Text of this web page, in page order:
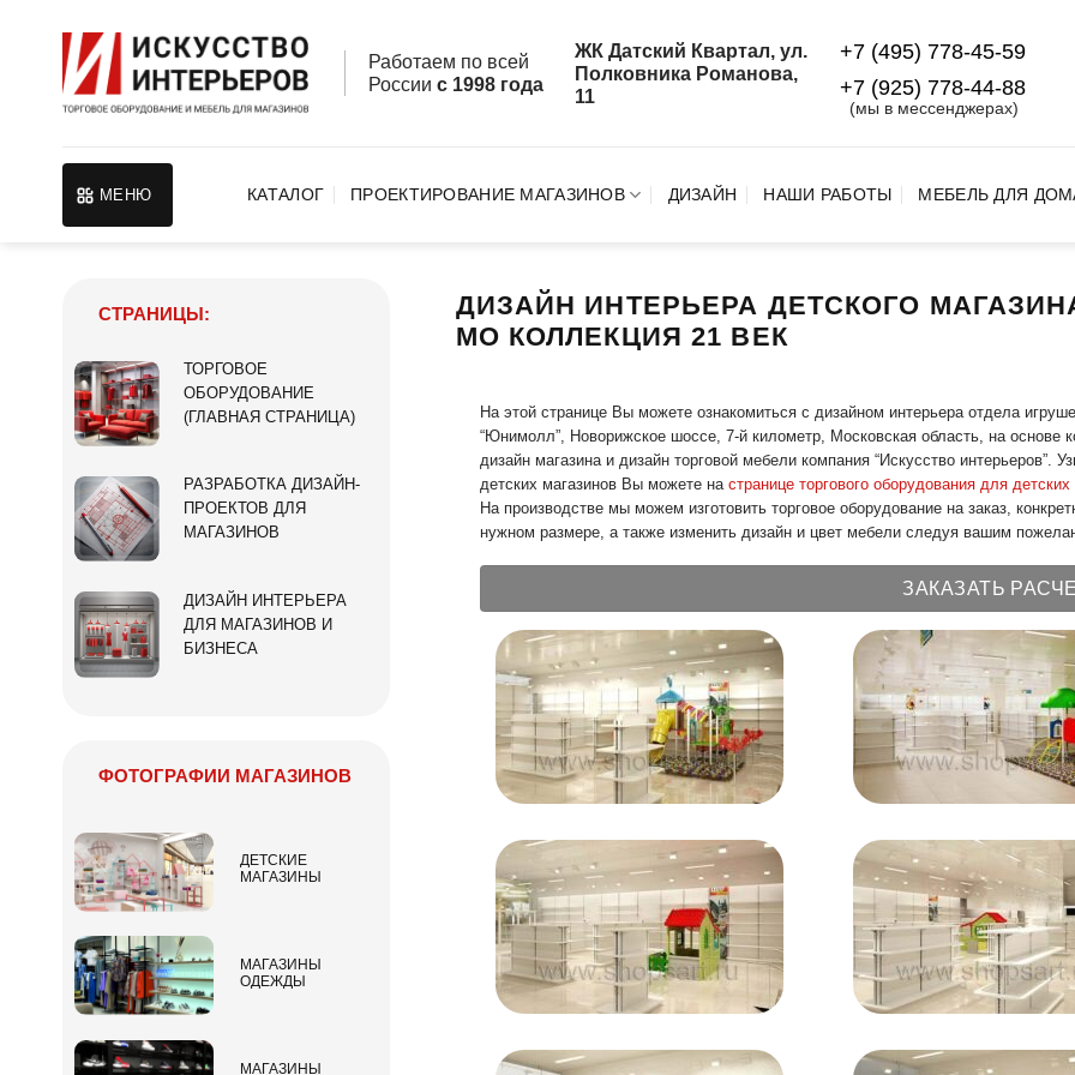
Работаем по всей
России с 1998 года
ЖК Датский Квартал, ул.
Полковника Романова,
11
+7 (495) 778-45-59
+7 (925) 778‑44‑88
(мы в мессенджерах)
МЕНЮ КАТАЛОГ ПРОЕКТИРОВАНИЕ МАГАЗИНОВ ДИЗАЙН НАШИ РАБОТЫ МЕБЕЛЬ ДЛЯ
ДИЗАЙН ИНТЕРЬЕРА ДЕТСКОГО
МО КОЛЛЕКЦИЯ 21 ВЕК
На этой странице Вы можете ознакомиться с дизайном интерьера отдела
“Юнимолл”, Новорижское шоссе, 7-й километр, Московская область, на основе
дизайн магазина и дизайн торговой мебели компания “Искусство интерьеров”.
детских магазинов Вы можете на странице торгового оборудования для детских
На производстве мы можем изготовить торговое оборудование на заказ,
нужном размере, а также изменить дизайн и цвет мебели следуя вашим
ЗАКАЗАТЬ
СТРАНИЦЫ:
ТОРГОВОЕ
ОБОРУДОВАНИЕ
(ГЛАВНАЯ СТРАНИЦА)
РАЗРАБОТКА ДИЗАЙН-
ПРОЕКТОВ ДЛЯ
МАГАЗИНОВ
ДИЗАЙН ИНТЕРЬЕРА
ДЛЯ МАГАЗИНОВ И
БИЗНЕСА
ФОТОГРАФИИ МАГАЗИНОВ
ДЕТСКИЕ
МАГАЗИНЫ
МАГАЗИНЫ
ОДЕЖДЫ
МАГАЗИНЫ